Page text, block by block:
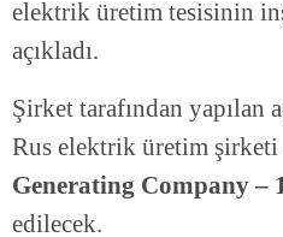
elektrik üretim tesisinin
açıkladı.
Şirket tarafından yapılan
Rus elektrik üretim şirketi
Generating Company –
edilecek.